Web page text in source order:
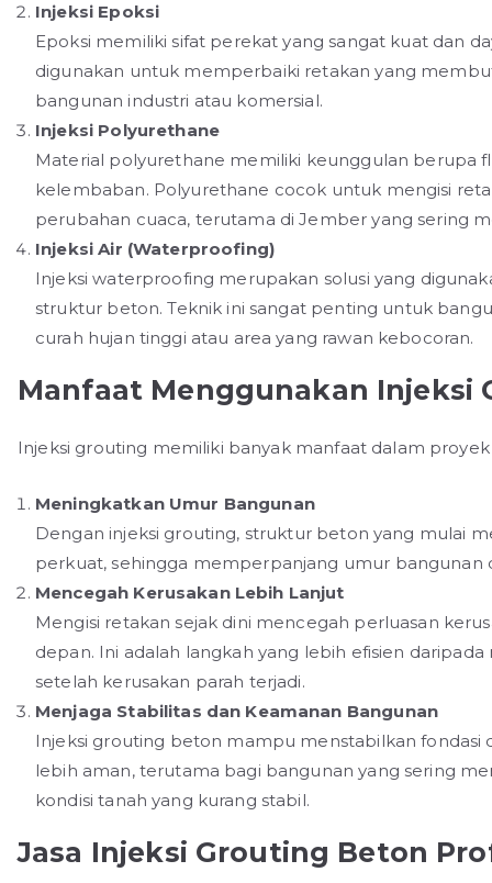
Injeksi Epoksi
Epoksi memiliki sifat perekat yang sangat kuat dan
digunakan untuk memperbaiki retakan yang
bangunan industri atau komersial.
Injeksi Polyurethane
Material polyurethane memiliki keunggulan berupa
kelembaban. Polyurethane cocok untuk mengisi
perubahan cuaca, terutama di Jember yang sering
Injeksi Air (Waterproofing)
Injeksi waterproofing merupakan solusi yang
struktur beton. Teknik ini sangat penting untuk
curah hujan tinggi atau area yang rawan kebocoran.
Manfaat Menggunakan Injeksi
Injeksi grouting memiliki banyak manfaat dalam proyek
Meningkatkan Umur Bangunan
Dengan injeksi grouting, struktur beton yang mulai
perkuat, sehingga memperpanjang umur bangunan
Mencegah Kerusakan Lebih Lanjut
Mengisi retakan sejak dini mencegah perluasan
depan. Ini adalah langkah yang lebih efisien
setelah kerusakan parah terjadi.
Menjaga Stabilitas dan Keamanan Bangunan
Injeksi grouting beton mampu menstabilkan
lebih aman, terutama bagi bangunan yang sering
kondisi tanah yang kurang stabil.
Jasa Injeksi Grouting Beton